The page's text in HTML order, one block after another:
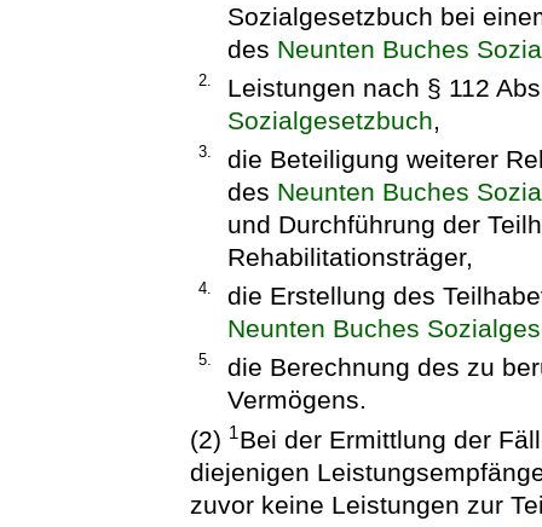
Sozialgesetzbuch bei
des Neunten Buches
2.
Leistungen nach § 112
Sozialgesetzbuch,
3.
die Beteiligung weiterer
des Neunten Buches
und Durchführung der
Rehabilitationsträger,
4.
die Erstellung des
Neunten Buches
5.
die Berechnung des zu
Vermögens.
(2) 1Bei der Ermittlung der
diejenigen
zuvor keine Leistungen zur